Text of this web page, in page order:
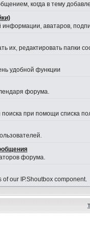
когда в тему
информации, аватаров,
их, редактировать папки
удобной функции
форума.
при помощи списка
форума.
our IP.Shoutbox component.